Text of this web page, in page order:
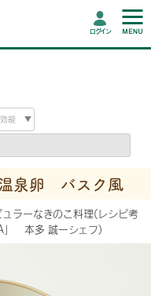
ログイン
泉卵 バスク風
ラーなきのこ料理(レシピ考
」 本多 誠一シェフ)